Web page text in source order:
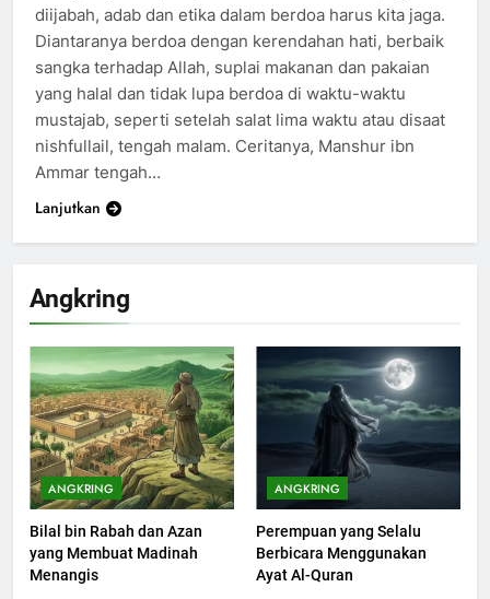
Angkring
ANGKRING
Bilal bin Rabah dan Azan
yang Membuat Madinah
Menangis
ANGKRING
Perempuan yang Selalu
Berbicara Menggunakan
Ayat Al-Quran
200
Khutbah Idul Fitri di Rumah
KHUTBAH
201
Khutbah jumat: Sejarah
Seebagai Pembangkit Jiwa
diijabah, adab dan etika dalam berdoa harus kita jaga.
Diantaranya berdoa dengan kerendahan hati, berbaik
sangka terhadap Allah, suplai makanan dan pakaian
yang halal dan tidak lupa berdoa di waktu-waktu
mustajab, seperti setelah salat lima waktu atau disaat
nishfullail, tengah malam. Ceritanya, Manshur ibn
Ammar tengah…
Lanjutkan